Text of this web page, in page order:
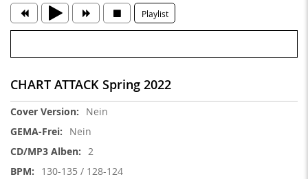
Playlist
CHART ATTACK Spring 2022
Weitere
Nein
Nein
2
130-135 / 128-124